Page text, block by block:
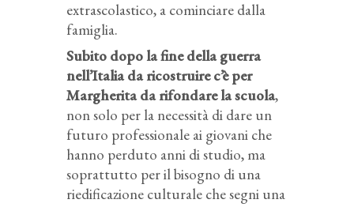
extrascolastico, a cominciare dalla
famiglia.
Subito dopo la fine della guerra
nell’Italia da ricostruire c’è per
Margherita da rifondare la scuola,
non solo per la necessità di dare un
futuro professionale ai giovani che
hanno perduto anni di studio, ma
soprattutto per il bisogno di una
riedificazione culturale che segni una